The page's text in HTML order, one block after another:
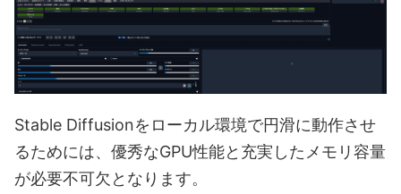
Stable Diffusionをローカル環境で円滑に動作させ
るためには、優秀なGPU性能と充実したメモリ容量
が必要不可欠となります。